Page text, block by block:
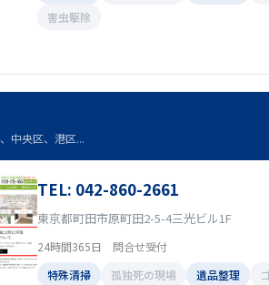
害虫駆除
中央区、港区...
TEL: 042-860-2661
東京都町田市原町田2-5-4三光ビル1F
24時間365日 問合せ受付
特殊清掃
孤独死の現場 遺品整理